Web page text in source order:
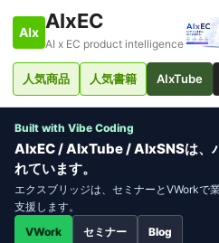
AIx AIxEC
AI x EC product intelligence
人気商品 人気書籍 AIxTube
Built with Vibe Coding
AIxEC / AIxTube / AIxSNSは、
れています。
エクスブリッジは、セミナーとVWorkで
支援します。
VWork
セミナー Blog